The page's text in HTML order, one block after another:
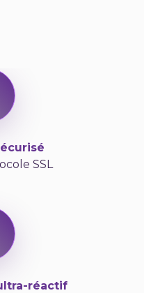
SSL
réactif